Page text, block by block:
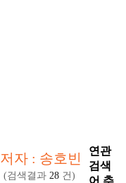
저자 : 송호빈
(검색결과 28 건)
연관
검색
어 추